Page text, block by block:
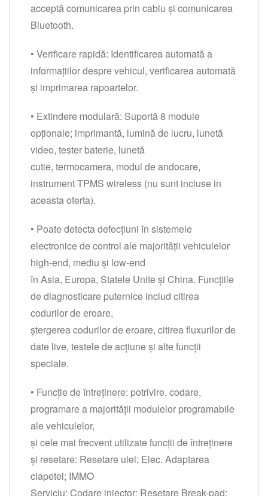
acceptă comunicarea prin cablu și comunicarea
Bluetooth.
• Verificare rapidă: Identificarea automată a
informațiilor despre vehicul, verificarea automată
și imprimarea rapoartelor.
• Extindere modulară: Suportă 8 module
opționale; imprimantă, lumină de lucru, lunetă
video, tester baterie, lunetă
cutie, termocamera, modul de andocare,
instrument TPMS wireless (nu sunt incluse in
aceasta oferta).
• Poate detecta defecțiuni în sistemele
electronice de control ale majorității vehiculelor
high-end, mediu și low-end
în Asia, Europa, Statele Unite şi China. Funcțiile
de diagnosticare puternice includ citirea
codurilor de eroare,
ștergerea codurilor de eroare, citirea fluxurilor de
date live, testele de acțiune și alte funcții
speciale.
• Funcție de întreținere: potrivire, codare,
programare a majorității modulelor programabile
ale vehiculelor,
și cele mai frecvent utilizate funcții de întreținere
și resetare: Resetare ulei; Elec. Adaptarea
clapetei; IMMO
Serviciu; Codare injector; Resetare Break-pad;